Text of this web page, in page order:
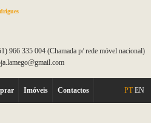
966 335 004 (Chamada p/ rede móvel nacional)
Imóveis Contactos PT EN